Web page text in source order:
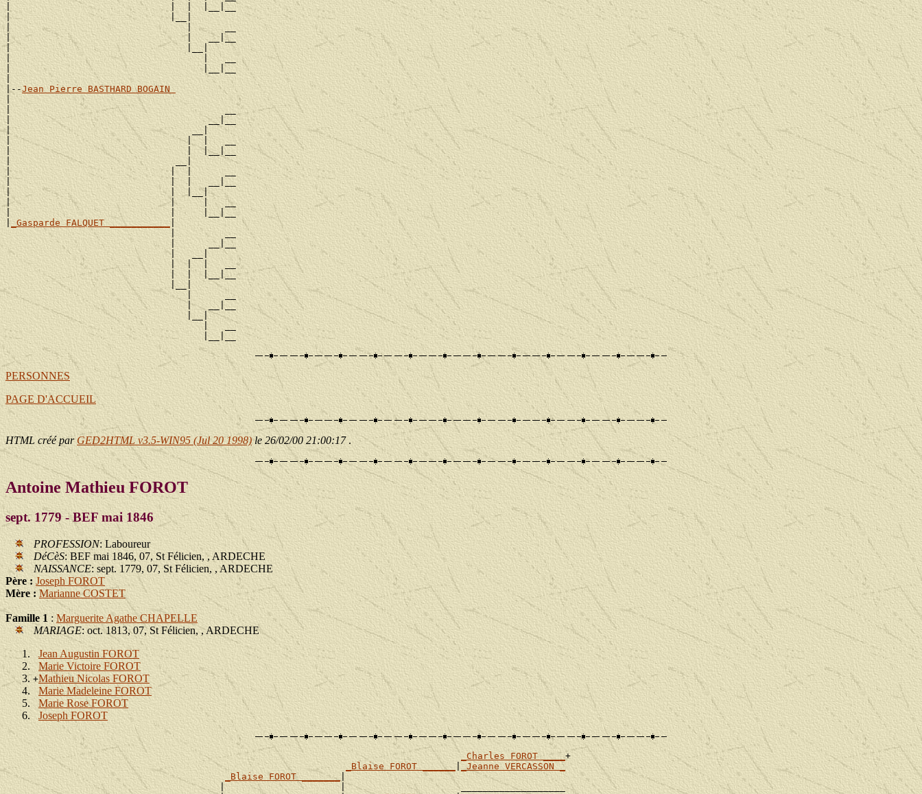
|                             |  |  |__|__
|                             |__|
|                                |      __
|                                |   __|__
|                                |__|
|                                   |   __
|                                   |__|__
|
|--Jean Pierre BASTHARD BOGAIN
|                                       __
|                                    __|__
|                                 __|
|                                |  |   __
|                                |  |__|__
|                              __|
|                             |  |      __
|                             |  |   __|__
|                             |  |__|
|                             |     |   __
|                             |     |__|__
| _Gasparde FALQUET ___________
                              |         __
                              |      __|__
                              |   __|
                              |  |  |   __
                              |  |  |__|__
                              |__|
                                 |      __
                                 |   __|__
                                 |__|
                                    |   __
PERSONNES
PAGE D'ACCUEIL
HTML créé par GED2HTML v3.5-WIN95 (Jul 20 1998)le 26/02/00 21:00:17 .
Antoine Mathieu FOROT
sept. 1779 - BEF mai 1846
PROFESSION: Laboureur
DéCèS: BEF mai 1846, 07, St Félicien, , ARDECHE
NAISSANCE: sept. 1779, 07, St Félicien, , ARDECHE
Père : Joseph FOROT
Mère :Marianne COSTET
Famille 1 :Marguerite Agathe CHAPELLE
MARIAGE: oct. 1813, 07, St Félicien, , ARDECHE
Jean Augustin FOROT
Marie Victoire FOROT
+Mathieu Nicolas FOROT
Marie Madeleine FOROT
Marie Rose FOROT
Joseph FOROT
_Charles FOROT ____ +
_Blaise FOROT ______
_Jeanne VERCASSON _
_Blaise FOROT _______
                                       |                     |                     ___________________